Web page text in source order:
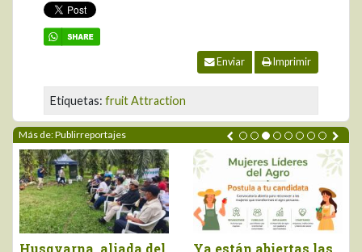
Enviar Imprimir
Etiquetas: fruit Attraction
Más de: Publirreportajes
AGROFEST es el
Crece interés de